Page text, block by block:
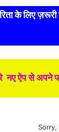
के लिए
नए ऐप से अपने